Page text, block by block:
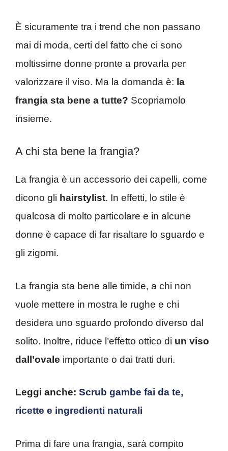
È sicuramente tra i trend che non passano
mai di moda, certi del fatto che ci sono
moltissime donne pronte a provarla per
valorizzare il viso. Ma la domanda è: la
frangia sta bene a tutte? Scopriamolo
insieme.
A chi sta bene la frangia?
La frangia è un accessorio dei capelli, come
dicono gli hairstylist. In effetti, lo stile è
qualcosa di molto particolare e in alcune
donne è capace di far risaltare lo sguardo e
gli zigomi.
La frangia sta bene alle timide, a chi non
vuole mettere in mostra le rughe e chi
desidera uno sguardo profondo diverso dal
solito. Inoltre, riduce l’effetto ottico di un viso
dall’ovale importante o dai tratti duri.
Leggi anche: Scrub gambe fai da te,
ricette e ingredienti naturali
Prima di fare una frangia, sarà compito